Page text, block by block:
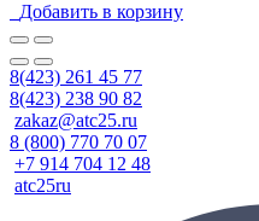
Добавить в корзину
8(423) 261 45 77
8(423) 238 90 82
zakaz@atc25.ru
8 (800) 770 70 07
+7 914 704 12 48
atc25ru